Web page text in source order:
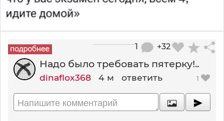
+32
1
Надо было требовать пятерку!..
dinaflox368 4 м ответить 1